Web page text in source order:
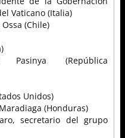
Vaticano (Italia)
(Chile)
Pasinya (República
Unidos)
(Honduras)
secretario del grupo